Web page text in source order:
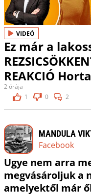
VIDEÓ
Ez már a
REAKCIÓ
2 órája
1
0 2
MANDULA
Facebook
Ugye nem arra
megvásároljuk a
amelyektől már